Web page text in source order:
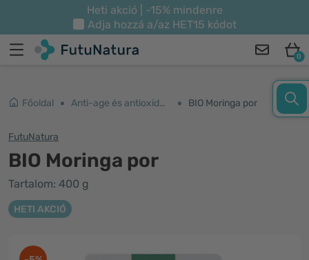
Heti akció | -15% mindenre
Adja hozzá a/az HET15 kódot
0
Főoldal Anti-age és antioxidánsok BIO Moringa por
FutuNatura
BIO Moringa por
Tartalom: 400 g
HETI AKCIÓ